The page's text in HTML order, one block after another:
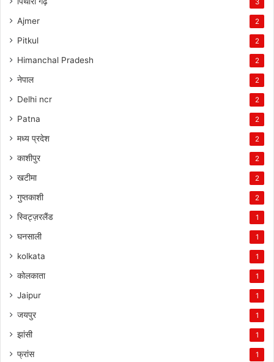
3
Ajmer 2
Pitkul 2
Himanchal Pradesh 2
नेपाल 2
Delhi ncr 2
Patna 2
मध्य प्रदेश 2
काशीपुर 2
खटीमा 2
गुप्तकाशी 2
स्विट्ज़रलैंड 1
घनसाली 1
kolkata 1
कोलकाता 1
Jaipur 1
जयपुर 1
झांसी 1
फ्रांस 1